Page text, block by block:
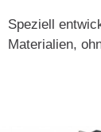
Speziell
Materialien,